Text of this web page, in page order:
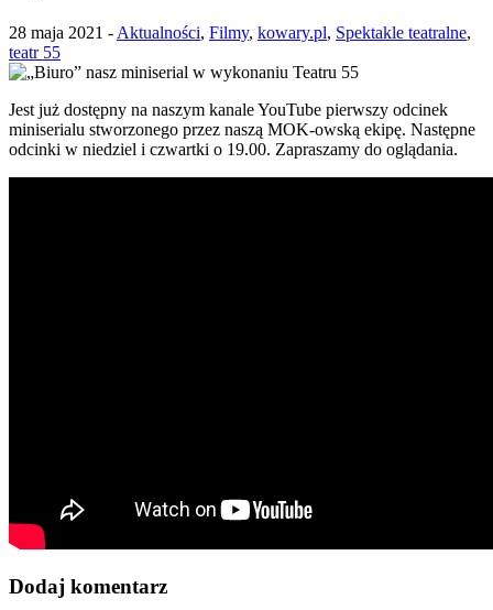
28 maja 2021 - Aktualności, Filmy, kowary.pl, Spektakle teatralne,
teatr 55
Jest już dostępny na naszym kanale YouTube pierwszy odcinek
miniserialu stworzonego przez naszą MOK-owską ekipę. Następne
odcinki w niedziel i czwartki o 19.00. Zapraszamy do oglądania.
Dodaj komentarz